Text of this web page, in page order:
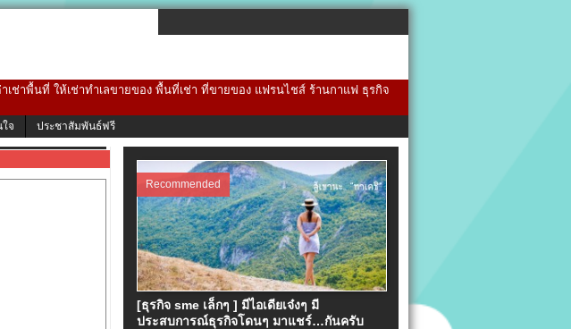
ช่าพื้นที่ ให้เช่าทำเลขายของ พื้นที่เช่า ที่ขายของ แฟรนไชส์ ร้านกาแฟ ธุรกิจ
จ ประชาสัมพันธ์ฟรี
Recommended
[ธุรกิจ sme เล็กๆ ] มีไอเดียเจ๋งๆ มี
ประสบการณ์ธุรกิจโดนๆ มาแชร์…กันครับ